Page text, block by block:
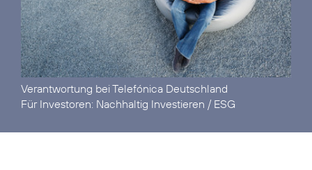
Verantwortung bei Telefónica Deutschland
Für Investoren: Nachhaltig Investieren / ESG